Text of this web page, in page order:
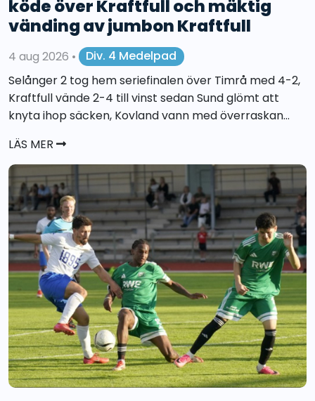
köde över Kraftfull och mäktig
vänding av jumbon Kraftfull
4 aug 2026 •
Div. 4 Medelpad
Selånger 2 tog hem seriefinalen över Timrå med 4-2,
Kraftfull vände 2-4 till vinst sedan Sund glömt att
knyta ihop säcken, Kovland vann med överraskan...
LÄS MER